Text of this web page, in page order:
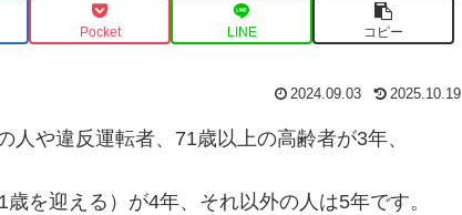
Pocket LINE コピー
2024.09.03 2025.10.19
や違反運転者、71歳以上の高齢者が3年、
を迎える）が4年、それ以外の人は5年です。